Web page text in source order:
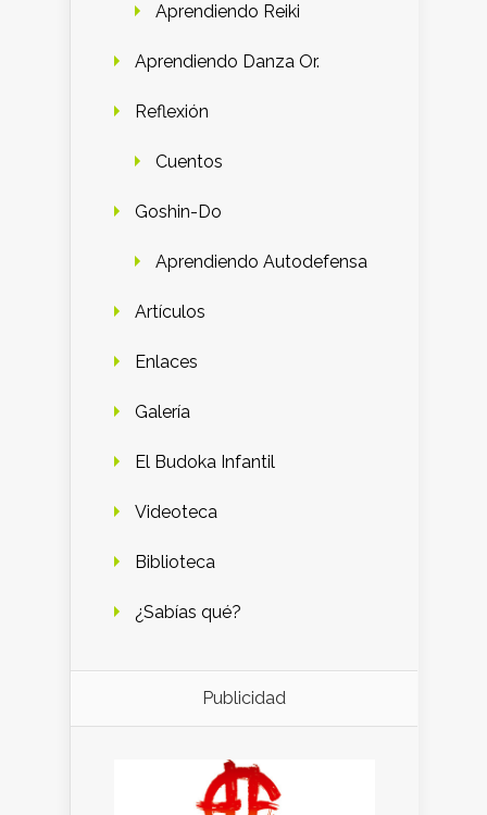
Aprendiendo Reiki
Aprendiendo Danza Or.
Reflexión
Cuentos
Goshin-Do
Aprendiendo Autodefensa
Artículos
Enlaces
Galería
El Budoka Infantil
Videoteca
Biblioteca
¿Sabías qué?
Publicidad